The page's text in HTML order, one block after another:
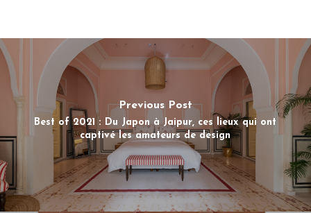
Previous Post
Best of 2021 : Du Japon à Jaipur, ces lieux qui ont
captivé les amateurs de design